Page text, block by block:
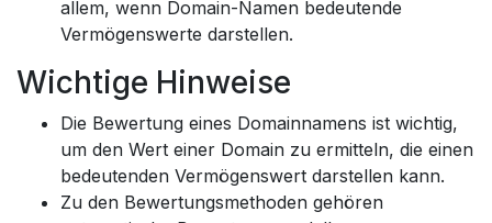
allem, wenn Domain-Namen bedeutende
Vermögenswerte darstellen.
Wichtige Hinweise
Die Bewertung eines Domainnamens ist wichtig,
um den Wert einer Domain zu ermitteln, die einen
bedeutenden Vermögenswert darstellen kann.
Zu den Bewertungsmethoden gehören